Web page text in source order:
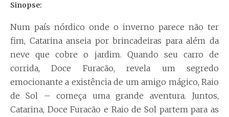
Sinopse:
Num país nórdico onde o inverno parece não ter
fim, Catarina anseia por brincadeiras para além da
neve que cobre o jardim. Quando seu carro de
corrida, Doce Furacão, revela um segredo
emocionante a existência de um amigo mágico, Raio
de Sol – começa uma grande aventura. Juntos,
Catarina, Doce Furacão e Raio de Sol partem para as